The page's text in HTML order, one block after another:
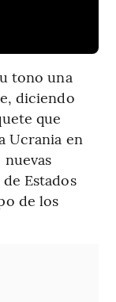
tono una
diciendo
que
Ucrania en
Estados
de los